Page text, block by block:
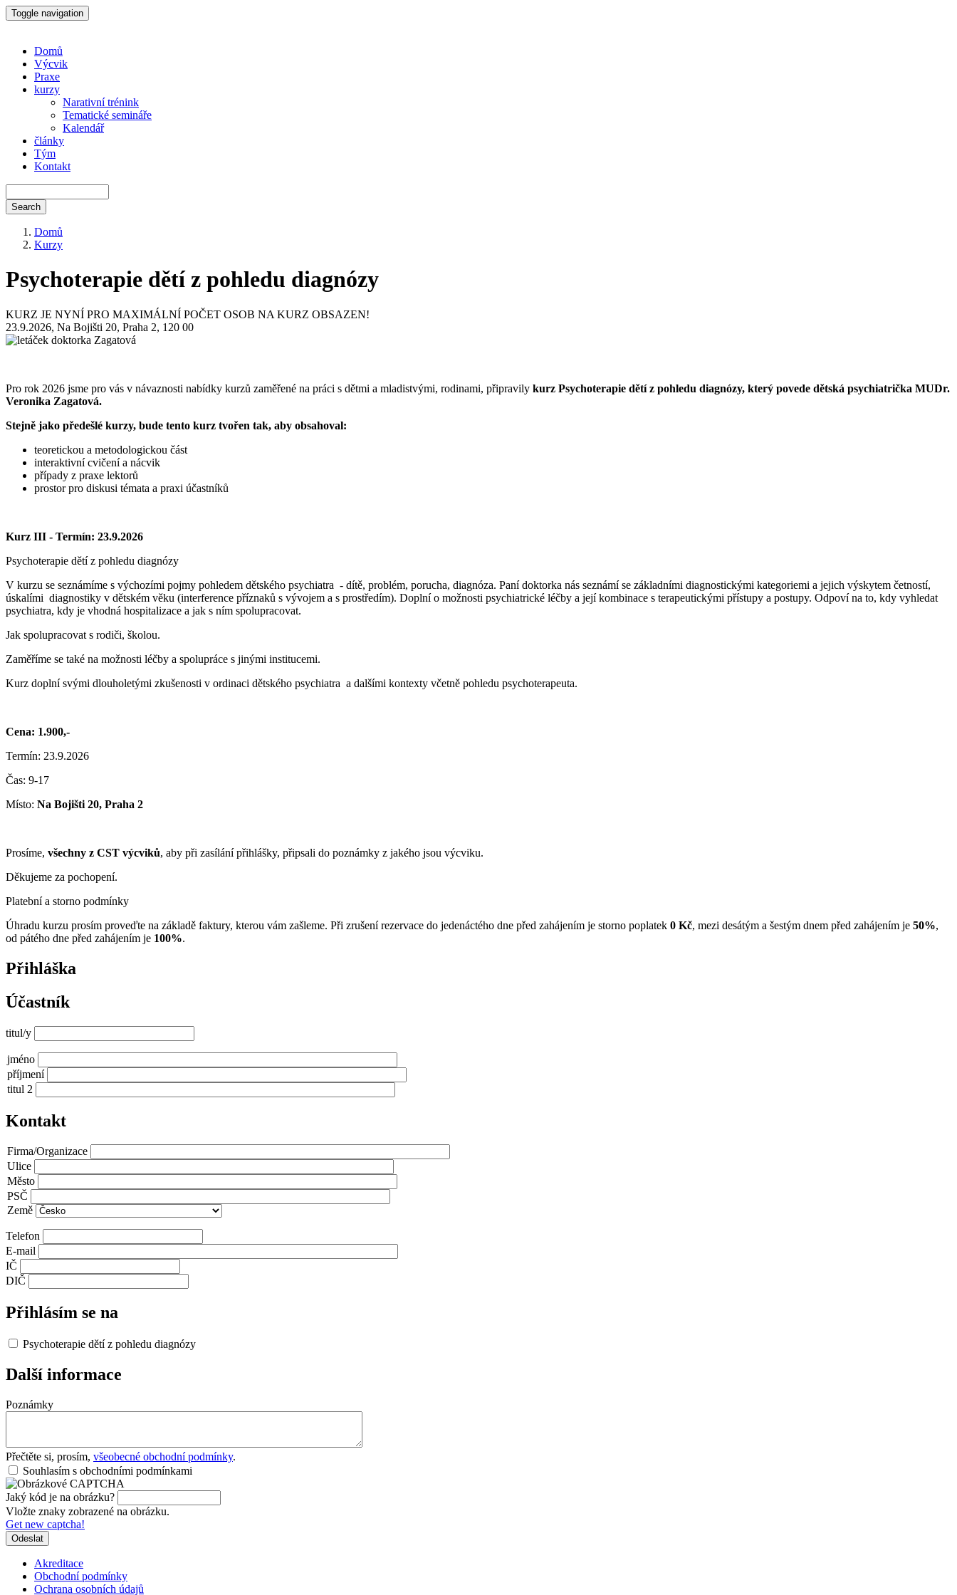
Přejít
k
obsahu
Toggle navigation
Main
navigation
Domů
Výcvik
Praxe
kurzy
Narativní trénink
Tematické semináře
Kalendář
články
Tým
Kontakt
Search
Drobečková
navigace
Domů
Kurzy
Psychoterapie dětí z pohledu diagnózy
KURZ JE NYNÍ PRO MAXIMÁLNÍ POČET OSOB NA KURZ OBSAZEN!
23.9.2026, Na Bojišti 20, Praha 2, 120 00
Pro rok 2026 jsme pro vás v návaznosti nabídky kurzů zaměřené na práci s dětmi a mladistvými, rodinami, připravily kurz Psychoterapie dětí z pohledu diagnózy, který povede dětská psychiatrička MUDr.
Veronika Zagatová.
Stejně jako předešlé kurzy, bude tento kurz tvořen tak, aby obsahoval:
teoretickou a metodologickou část
interaktivní cvičení a nácvik
případy z praxe lektorů
prostor pro diskusi témata a praxi účastníků
Kurz III - Termín: 23.9.2026
Psychoterapie dětí z pohledu diagnózy
V kurzu se seznámíme s výchozími pojmy pohledem dětského psychiatra - dítě, problém, porucha, diagnóza. Paní doktorka nás seznámí se základními diagnostickými kategoriemi a jejich výskytem četností,
úskalími diagnostiky v dětském věku (interference příznaků s vývojem a s prostředím). Doplní o možnosti psychiatrické léčby a její kombinace s terapeutickými přístupy a postupy. Odpoví na to, kdy vyhledat
psychiatra, kdy je vhodná hospitalizace a jak s ním spolupracovat.
Jak spolupracovat s rodiči, školou.
Zaměříme se také na možnosti léčby a spolupráce s jinými institucemi.
Kurz doplní svými dlouholetými zkušenosti v ordinaci dětského psychiatra a dalšími kontexty včetně pohledu psychoterapeuta.
Cena: 1.900,-
Termín: 23.9.2026
Čas: 9-17
Místo: Na Bojišti 20, Praha 2
Prosíme, všechny z CST výcviků, aby při zasílání přihlášky, připsali do poznámky z jakého jsou výcviku.
Děkujeme za pochopení.
Platební a storno podmínky
Úhradu kurzu prosím proveďte na základě faktury, kterou vám zašleme. Při zrušení rezervace do jedenáctého dne před zahájením je storno poplatek 0 Kč, mezi desátým a šestým dnem před zahájením je 50%,
od pátého dne před zahájením je 100%.
Přihláška
Účastník
titul/y
Jméno
a
příjmení
jméno
příjmení
titul 2
Kontakt
Kontaktní
údaje
Firma/Organizace
Ulice
Město
PSČ
Země
Telefon
E-mail
IČ
DIČ
Přihlásím se na
Psychoterapie dětí z pohledu diagnózy
Další informace
Poznámky
Přečtěte si, prosím, všeobecné obchodní podmínky.
Souhlasím s obchodními podmínkami
Jaký kód je na obrázku?
Vložte znaky zobrazené na obrázku.
Get new captcha!
Footer
Akreditace
Obchodní podmínky
Ochrana osobních údajů